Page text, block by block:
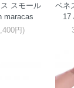
スモール
maracas
円)
ベネ
17